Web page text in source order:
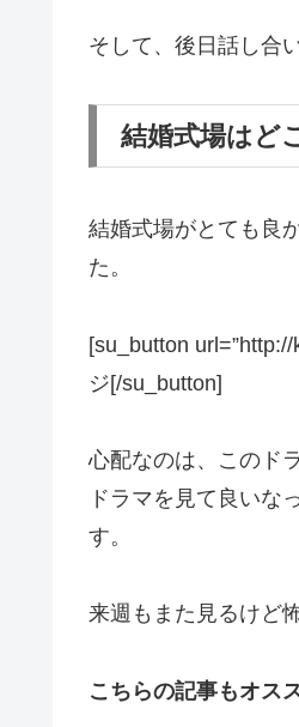
そして、後日話し合
結婚式場はど
結婚式場がとても良
た。
[su_button
ジ[/su_button]
心配なのは、このド
ドラマを見て良いな
す。
来週もまた見るけど
こちらの記事もオス